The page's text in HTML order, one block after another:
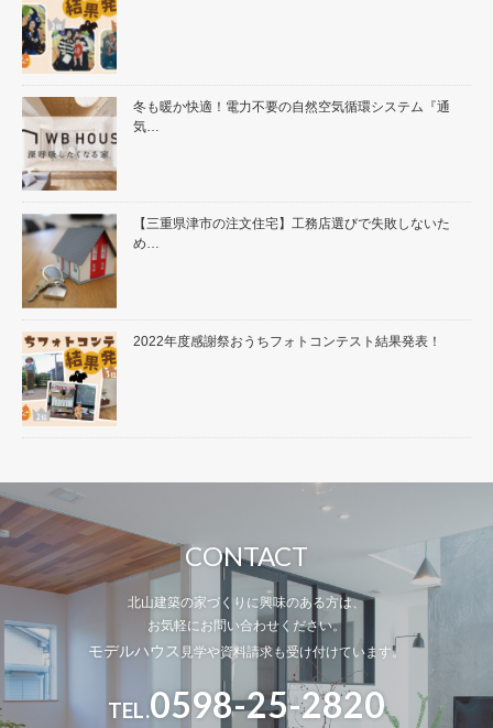
冬も暖か快適！電力不要の自然空気循環システム『通
気…
【三重県津市の注文住宅】工務店選びで失敗しないた
め…
2022年度感謝祭おうちフォトコンテスト結果発表！
CONTACT
北山建築の家づくりに興味のある方は、
お気軽にお問い合わせください。
モデルハウス 見学や資料請求も受け付けています。
TEL.0598-25-2820